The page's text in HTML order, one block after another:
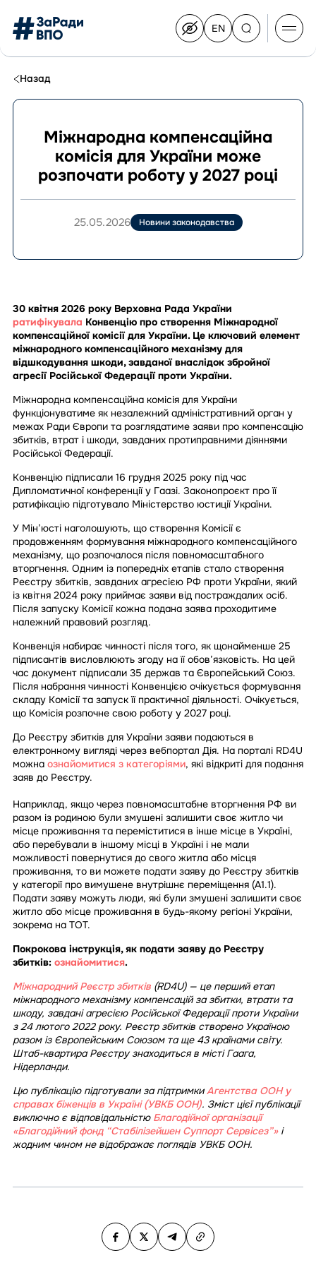
Switch
English
EN
Про Конгрес
Склад Конгресу
Назад
Міжнародна компенсаційна
комісія для України може
розпочати роботу у 2027 році
25.05.2026 Новини законодавства
30 квітня 2026 року Верховна Рада України
ратифікувала Конвенцію про створення Міжнародної
компенсаційної комісії для України. Це ключовий елемент
міжнародного компенсаційного механізму для
відшкодування шкоди, завданої внаслідок збройної
агресії Російської Федерації проти України.
Міжнародна компенсаційна комісія для України
функціонуватиме як незалежний адміністративний орган у
межах Ради Європи та розглядатиме заяви про компенсацію
збитків, втрат і шкоди, завданих протиправними діяннями
Російської Федерації.
Конвенцію підписали 16 грудня 2025 року під час
Дипломатичної конференції у Гаазі. Законопроєкт про її
ратифікацію підготувало Міністерство юстиції України.
У Мін’юсті наголошують, що створення Комісії є
продовженням формування міжнародного компенсаційного
механізму, що розпочалося після повномасштабного
вторгнення. Одним із попередніх етапів стало створення
Реєстру збитків, завданих агресією РФ проти України, який
із квітня 2024 року приймає заяви від постраждалих осіб.
Після запуску Комісії кожна подана заява проходитиме
належний правовий розгляд.
Конвенція набирає чинності після того, як щонайменше 25
підписантів висловлюють згоду на її обов’язковість. На цей
час документ підписали 35 держав та Європейський Союз.
Після набрання чинності Конвенцією очікується формування
складу Комісії та запуск її практичної діяльності. Очікується,
що Комісія розпочне свою роботу у 2027 році.
До Реєстру збитків для України заяви подаються в
електронному вигляді через вебпортал Дія. На порталі RD4U
можна ознайомитися з категоріями, які відкриті для подання
заяв до Реєстру.
Наприклад, якщо через повномасштабне вторгнення РФ ви
разом із родиною були змушені залишити своє житло чи
місце проживання та переміститися в інше місце в Україні,
або перебували в іншому місці в Україні і не мали
можливості повернутися до свого житла або місця
проживання, то ви можете подати заяву до Реєстру збитків
у категорії про вимушене внутрішнє переміщення (А1.1).
Подати заяву можуть люди, які були змушені залишити своє
житло або місце проживання в будь-якому регіоні України,
зокрема на ТОТ.
Покрокова інструкція, як подати заяву до Реєстру
збитків: ознайомитися.
Міжнародний Реєстр збитків (RD4U) — це перший етап
міжнародного механізму компенсацій за збитки, втрати та
шкоду, завдані агресією Російської Федерації проти України
з 24 лютого 2022 року. Реєстр збитків створено Україною
разом із Європейським Союзом та ще 43 країнами світу.
Штаб-квартира Реєстру знаходиться в місті Гаага,
Нідерланди.
Цю публікацію підготували за підтримкиАгентства ООН у
справах біженців в Україні (УВКБ ООН). Зміст цієї публікації
виключно є відповідальністю Благодійної організації
«Благодійний фонд “Стабілізейшен Суппорт Сервісез”»і
жодним чином не відображає поглядів УВКБ ООН.